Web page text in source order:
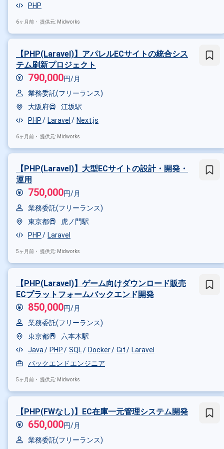
PHP
6ヶ月前・ 提供元: Midworks
【PHP(Laravel)】アパレルECサイトの統合シス
テム刷新プロジェクト
790,000円/月
業務委託(フリーランス)
大阪府
江坂駅
PHP
Laravel Next.js
6ヶ月前・ 提供元: Midworks
【PHP(Laravel)】大型ECサイトの設計・開発・
運用
750,000円/月
業務委託(フリーランス)
東京都
虎ノ門駅
PHP
Laravel
5ヶ月前・ 提供元: Midworks
【PHP(Laravel)】ゲーム向けダウンロード販売
ECプラットフォームバックエンド開発
850,000円/月
業務委託(フリーランス)
東京都
六本木駅
Java
PHP SQL Docker Git
Laravel
バックエンドエンジニア
5ヶ月前・ 提供元: Midworks
【PHP(FWなし)】EC在庫一元管理システム開発
650,000円/月
業務委託(フリーランス)
PHP × バックエンドエンジニア
PHP × 在宅・リモー
その他の条件で検索する